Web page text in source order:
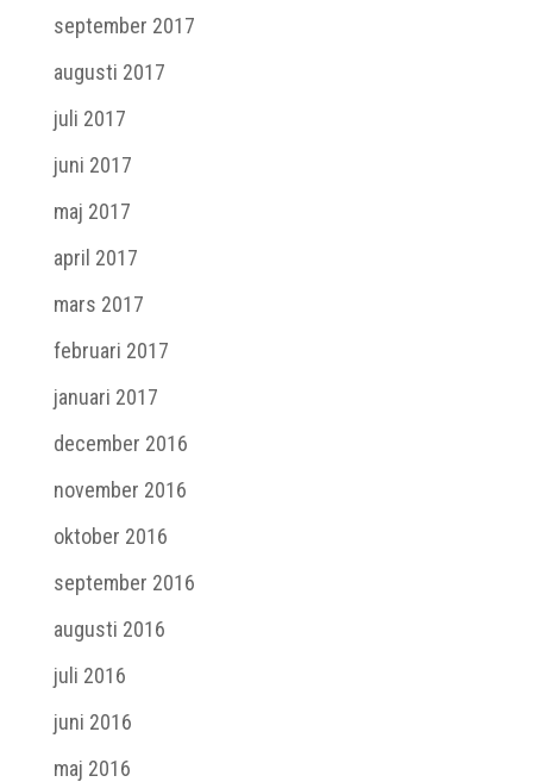
september 2017
augusti 2017
juli 2017
juni 2017
maj 2017
april 2017
mars 2017
februari 2017
januari 2017
december 2016
november 2016
oktober 2016
september 2016
augusti 2016
juli 2016
juni 2016
maj 2016